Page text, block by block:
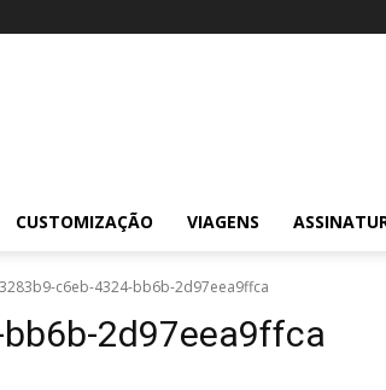
CUSTOMIZAÇÃO VIAGENS
c6eb-4324-bb6b-2d97eea9ffca
2d97eea9ffca